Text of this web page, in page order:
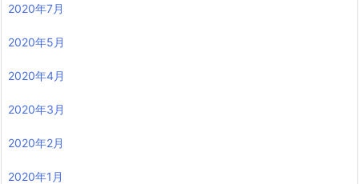
2020年7月
2020年5月
2020年4月
2020年3月
2020年2月
2020年1月